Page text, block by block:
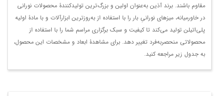
مقاوم باشند. برند آذین به‌عنوان اولین و بزرگ‌ترین تولیدکنندۀ محصولات نورانی
در خاورمیانه، میزهای نورانیِ بار را با استفاده از به‌روزترین ابزارآلات و با مادۀ اولیه
پلی‌اتیلن تولید می‌کند تا کیفیت و سبک برگزاری مراسم شما را با استفاده از
محصولاتی منحصربه‌فرد تغییر دهد. برای مشاهدۀ ابعاد و مشخصات این محصول،
به جدول زیر مراجعه کنید.